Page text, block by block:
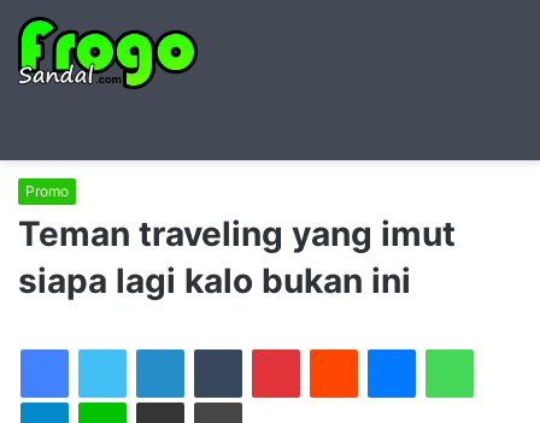
for
Promo
Teman traveling yang imut
siapa lagi kalo bukan ini
LinkedInTumblr PinterestReddit Messenger
TelegramLine Share via Email Print